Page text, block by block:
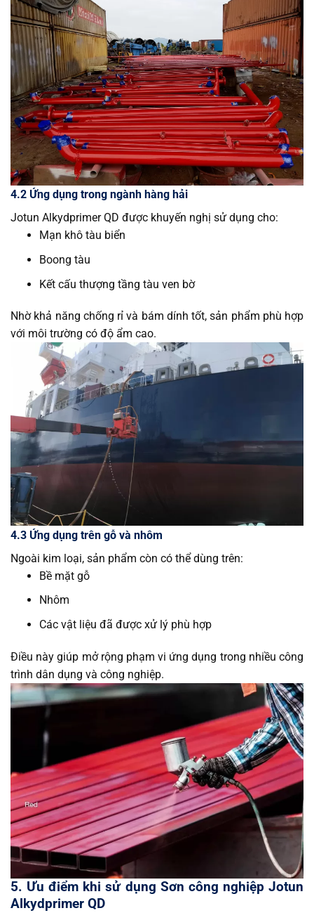
4.2 Ứng dụng trong ngành hàng hải
Jotun Alkydprimer QD được khuyến nghị sử dụng cho:
Mạn khô tàu biển
Boong tàu
Kết cấu thượng tầng tàu ven bờ
Nhờ khả năng chống rỉ và bám dính tốt, sản phẩm phù hợp
với môi trường có độ ẩm cao.
4.3 Ứng dụng trên gỗ và nhôm
Ngoài kim loại, sản phẩm còn có thể dùng trên:
Bề mặt gỗ
Nhôm
Các vật liệu đã được xử lý phù hợp
Điều này giúp mở rộng phạm vi ứng dụng trong nhiều công
trình dân dụng và công nghiệp.
5. Ưu điểm khi sử dụng Sơn công nghiệp Jotun
Alkydprimer QD